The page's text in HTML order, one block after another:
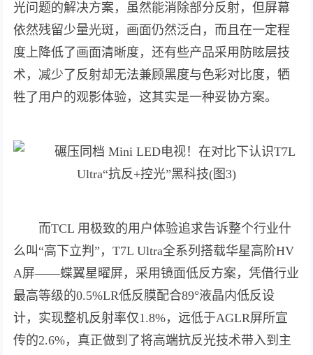
光问题的解决方案，虽然能消除部分反射，但屏幕
依然残留少量光斑，画面仍然泛白，而且在一定程
度上降低了画面清晰度，还有些产品采用防眩层技
术，减少了反射却无法兼顾黑度与色彩对比度，牺
牲了用户的观影体验，这其实是一种妥协方案。
而TCL 用极致的用户体验追求告诉整个行业什
么叫“高下立判”，T7L Ultra全系列搭载华星高阶HV
A屏——蝶翼星曜屏，采用镜面低反方案，凭借行业
最高等级的0.5%LR低反膜配合89°液晶内低反设
计，实现整机反射率仅1.8%，远低于AGLR屏所宣
传的2.6%，真正做到了将高端抗反光技术带入到主